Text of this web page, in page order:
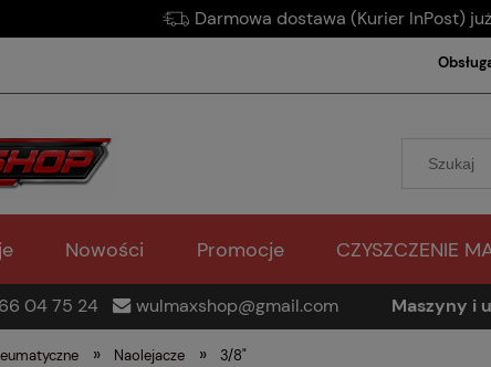
Darmowa dostawa (Kurier InPost)
Nowości Promocje CZYSZCZENIE
04 75 24 wulmaxshop@gmail.com Maszyny i
» Naolejacze » 3/8"